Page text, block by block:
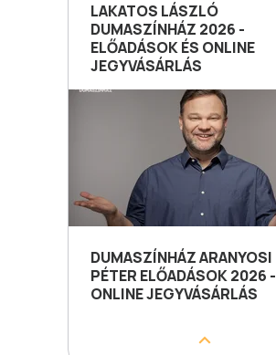
LAKATOS LÁSZLÓ
DUMASZÍNHÁZ 2026 -
ELŐADÁSOK ÉS ONLINE
JEGYVÁSÁRLÁS
DUMASZÍNHÁZ ARANYOSI
PÉTER ELŐADÁSOK 2026 -
ONLINE JEGYVÁSÁRLÁS